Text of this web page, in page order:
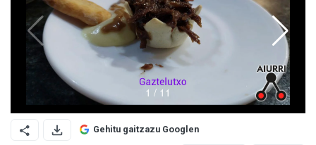
Gehitu gaitzazu Googlen